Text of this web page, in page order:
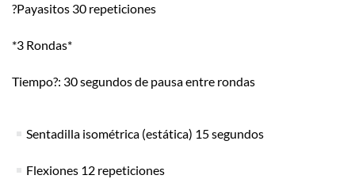
?Payasitos 30 repeticiones
*3 Rondas*
Tiempo?: 30 segundos de pausa entre rondas
Sentadilla isométrica (estática) 15 segundos
Flexiones 12 repeticiones